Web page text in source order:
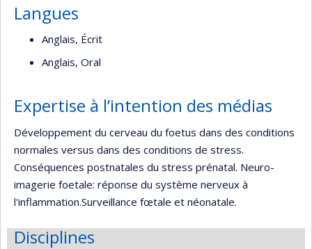
Langues
Anglais, Écrit
Anglais, Oral
Expertise à l’intention des médias
Développement du cerveau du foetus dans des conditions
normales versus dans des conditions de stress.
Conséquences postnatales du stress prénatal. Neuro-
imagerie foetale: réponse du système nerveux à
l'inflammation.Surveillance fœtale et néonatale.
Disciplines